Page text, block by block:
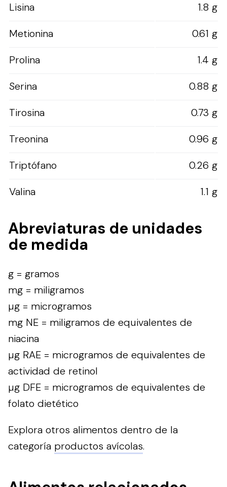
Lisina
1.8 g
Metionina
0.61 g
Prolina
1.4 g
Serina
0.88 g
Tirosina
0.73 g
Treonina
0.96 g
Triptófano
0.26 g
Valina
1.1 g
Abreviaturas de unidades
de medida
g = gramos
mg = miligramos
µg = microgramos
mg NE = miligramos de equivalentes de
niacina
µg RAE = microgramos de equivalentes de
actividad de retinol
µg DFE = microgramos de equivalentes de
folato dietético
Explora otros alimentos dentro de la
categoría productos avícolas.